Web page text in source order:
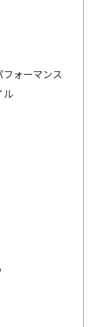
ォーマンス
ル